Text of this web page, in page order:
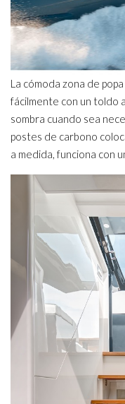
La cómoda zona de
fácilmente con un toldo
sombra cuando sea
postes de carbono
a medida, funciona con